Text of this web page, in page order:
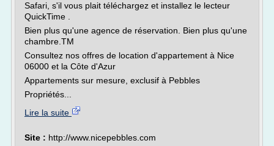
Safari, s'il vous plait téléchargez et installez le lecteur
QuickTime .
Bien plus qu'une agence de réservation. Bien plus qu'une
chambre.TM
Consultez nos offres de location d'appartement à Nice
06000 et la Côte d'Azur
Appartements sur mesure, exclusif à Pebbles
Propriétés...
Lire la suite
Site : http://www.nicepebbles.com